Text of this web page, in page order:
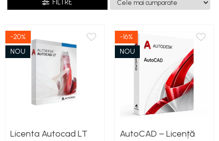
FILTRE
-20%
NOU
Licenta Autocad LT
-16%
NOU
AutoCAD – Licență